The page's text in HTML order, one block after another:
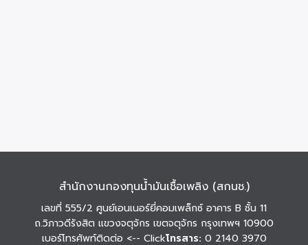
สำนักงานกองทุนน้ำมันเชื้อเพลิง (สกนช.)
เลขที่ 555/2 ศูนย์เอนเนอร์ยี่คอมเพล็กซ์ อาคาร B ชั้น 11
ถ.วิภาวดีรังสิต แขวงจตุจักร เขตจตุจักร กรุงเทพฯ 10900
เบอร์โทรศัพท์ติดต่อ <-- Clickโทรสาร: 0 2140 3970